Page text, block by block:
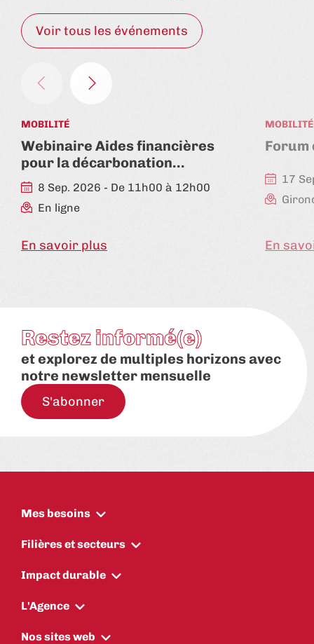
Voir tous les événements
MOBILITÉ
Webinaire Aides financières
pour la décarbonation…
8 Sep. 2026 - De 11h00 à 12h00
En ligne
En savoir plus
MOBILITÉ
Forum
17
En
Restez informé(e)
et explorez de multiples horizons avec
notre newsletter mensuelle
S'abonner
Mes besoins
Filières et secteurs
Impact durable
L'Agence
Nos sites web